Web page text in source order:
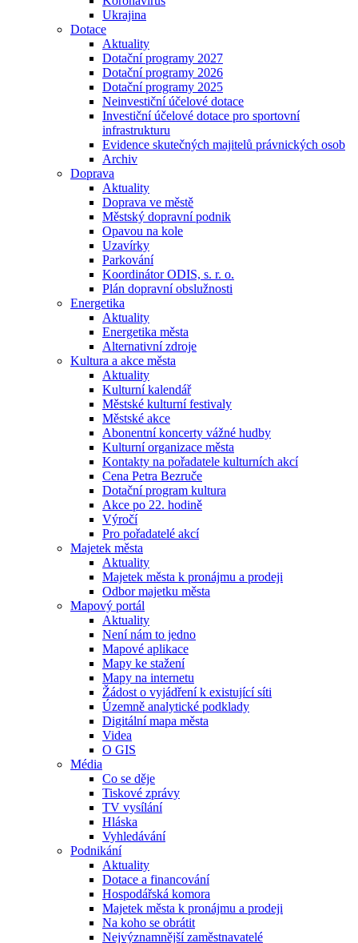
Ukrajina
Dotace
Aktuality
Dotační programy 2027
Dotační programy 2026
Dotační programy 2025
Neinvestiční účelové dotace
Investiční účelové dotace pro sportovní
infrastrukturu
Evidence skutečných majitelů právnických osob
Archiv
Doprava
Aktuality
Doprava ve městě
Městský dopravní podnik
Opavou na kole
Uzavírky
Parkování
Koordinátor ODIS, s. r. o.
Plán dopravní obslužnosti
Energetika
Aktuality
Energetika města
Alternativní zdroje
Kultura a akce města
Aktuality
Kulturní kalendář
Městské kulturní festivaly
Městské akce
Abonentní koncerty vážné hudby
Kulturní organizace města
Kontakty na pořadatele kulturních akcí
Cena Petra Bezruče
Dotační program kultura
Akce po 22. hodině
Výročí
Pro pořadatelé akcí
Majetek města
Aktuality
Majetek města k pronájmu a prodeji
Odbor majetku města
Mapový portál
Aktuality
Není nám to jedno
Mapové aplikace
Mapy ke stažení
Mapy na internetu
Žádost o vyjádření k existující síti
Územně analytické podklady
Digitální mapa města
Videa
O GIS
Média
Co se děje
Tiskové zprávy
TV vysílání
Hláska
Vyhledávání
Podnikání
Aktuality
Dotace a financování
Hospodářská komora
Majetek města k pronájmu a prodeji
Na koho se obrátit
Nejvýznamnější zaměstnavatelé